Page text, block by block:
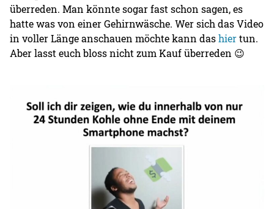
überreden. Man könnte sogar fast schon sagen, es
hatte was von einer Gehirnwäsche. Wer sich das Video
in voller Länge anschauen möchte kann dashiertun.
Aber lasst euch bloss nicht zum Kauf überreden 😉